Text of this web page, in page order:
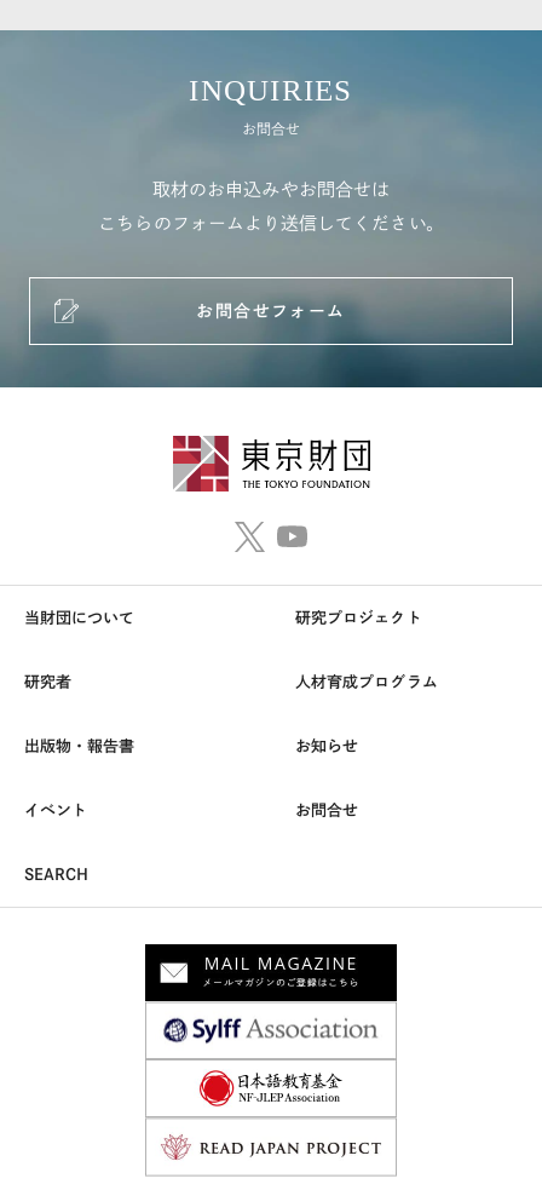
INQUIRIES
お問合せ
取材のお申込みやお問合せは
こちらのフォームより送信してください。
お問合せフォーム
当財団について 研究プロジェクト
研究者 人材育成プログラム
出版物・報告書 お知らせ
イベント お問合せ
SEARCH